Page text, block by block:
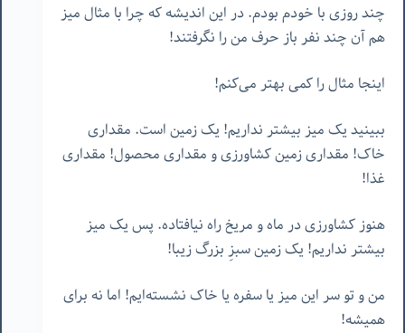
چند روزی با خودم بودم. در این اندیشه که چرا با مثال میز
هم آن چند نفر باز حرف من را نگرفتند!
اینجا مثال را کمی بهتر می‌کنم!
ببینید یک میز بیشتر نداریم! یک زمین است. مقداری
خاک! مقداری زمین کشاورزی و مقداری محصول! مقداری
غذا!
هنوز کشاورزی در ماه و مریخ راه نیافتاده. پس یک میز
بیشتر نداریم! یک زمین سبزِ بزرگ زیبا!
من و تو سر این میز یا سفره یا خاک نشسته‌ایم! اما نه برای
همیشه!